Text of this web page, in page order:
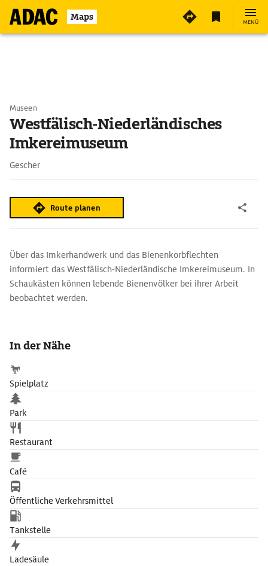
Maps MENÜ
Museen
Westfälisch-Niederländisches
Imkereimuseum
Gescher
Route planen
Über das Imkerhandwerk und das Bienenkorbflechten
informiert das Westfälisch-Niederländische Imkereimuseum. In
Schaukästen können lebende Bienenvölker bei ihrer Arbeit
beobachtet werden.
In der Nähe
Spielplatz
Park
Restaurant
Café
Öffentliche Verkehrsmittel
Tankstelle
Ladesäule